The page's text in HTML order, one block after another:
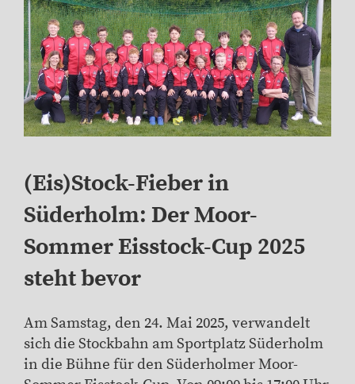
(Eis)Stock-Fieber in
Süderholm: Der Moor-
Sommer Eisstock-Cup 2025
steht bevor
Am Samstag, den 24. Mai 2025, verwandelt
sich die Stockbahn am Sportplatz Süderholm
in die Bühne für den Süderholmer Moor-